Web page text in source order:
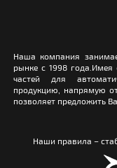
Наша компания
рынке с 1998
частей для
продукцию, напрямую
позволяет предложить
Наши правила –